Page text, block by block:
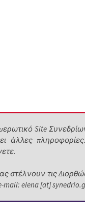
Site
άλλες
τις
elena [at]